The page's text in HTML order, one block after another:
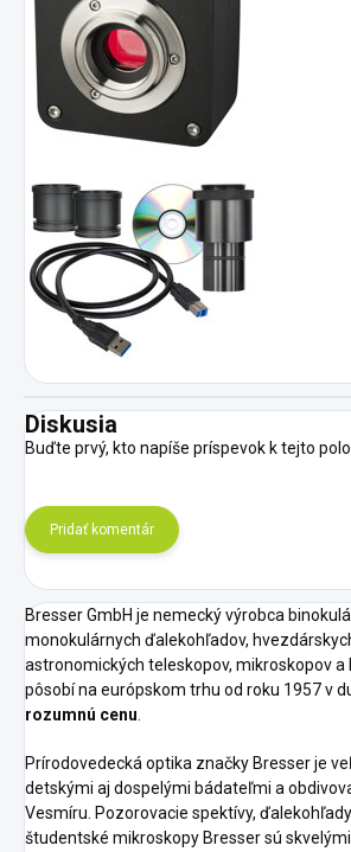
Diskusia
Buďte prvý, kto napíše príspevok k tejto
Pridať komentár
Bresser GmbH je nemecký výrobca
monokulárnych ďalekohľadov,
astronomických teleskopov, mikroskopov a
pôsobí na európskom trhu od roku 1957 v
rozumnú cenu.
Prírodovedecká optika značky Bresser je
detskými aj dospelými bádateľmi a
Vesmíru. Pozorovacie spektívy,
študentské mikroskopy Bresser sú